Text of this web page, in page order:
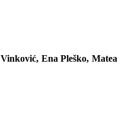
Ena Pleško, Matea